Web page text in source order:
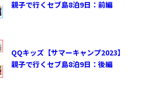
親子で行くセブ島8泊9日：前編
QQキッズ【サマーキャンプ2023】
親子で行くセブ島8泊9日：後編